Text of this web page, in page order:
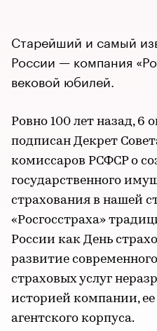
Старейший и самый
России — компания
вековой юбилей.
Ровно 100 лет назад, 6
подписан Декрет
комиссаров РСФСР о
государственного
страхования в нашей
«Росгосстраха»
России как День
развитие
страховых услуг
историей компании,
агентского корпуса.